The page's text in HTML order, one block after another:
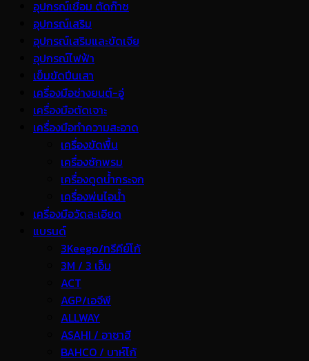
อุปกรณ์เชื่อม ตัดก๊าซ
อุปกรณ์เสริม
อุปกรณ์เสริมและขัดเจีย
อุปกรณ์ไฟฟ้า
เข็มขัดปีนเสา
เครื่องมือช่างยนต์-อู่
เครื่องมือตัดเจาะ
เครื่องมือทำความสะอาด
เครื่องขัดพื้น
เครื่องซักพรม
เครื่องดูดน้ำกระจก
เครื่องพ่นไอน้ำ
เครื่องมือวัดละเอียด
แบรนด์
3Keego/ทรีคีย์โก้
3M / 3 เอ็ม
ACT
AGP/เอจีพี
ALLWAY
ASAHI / อาซาฮี
BAHCO / บาห์โก้